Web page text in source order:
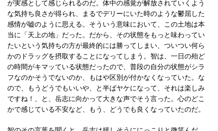
が実感として感じられるのだ。体中の感覚が解放されていくよう
な気持ち良さが得られ、まるでデリーにいた時のような鬱屈した
感情が嘘のように思える。そういう意味において、この土地は本
当に「天上の地」だった。だから、その状態をもっと味わってい
たいという気持ちの方が最終的には勝ってしまい、ついつい何ら
かのドラッグを摂取することになってしまう。智は、一日の殆ど
の時間がキマッている状態だったので、普段の自分の状態がシラ
フなのかそうでないのか、もはや区別が付かなくなっていた。な
ので、もうどうでもいいや、と半ばヤケになって、それは楽しみ
ですね！、と、岳志に向かって大きな声でそう言った。心のどこ
かで感じている不安など、もう、どうでも良くなっていたのだ。